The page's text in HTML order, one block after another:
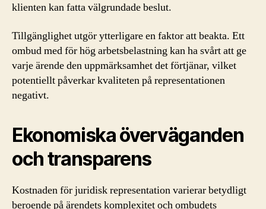
klienten kan fatta välgrundade beslut.
Tillgänglighet utgör ytterligare en faktor att beakta. Ett
ombud med för hög arbetsbelastning kan ha svårt att ge
varje ärende den uppmärksamhet det förtjänar, vilket
potentiellt påverkar kvaliteten på representationen
negativt.
Ekonomiska överväganden
och transparens
Kostnaden för juridisk representation varierar betydligt
beroende på ärendets komplexitet och ombudets